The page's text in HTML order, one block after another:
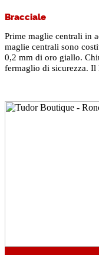
Bracciale
Prime maglie centrali in
maglie centrali sono
0,2 mm di oro giallo.
fermaglio di sicurezza. Il